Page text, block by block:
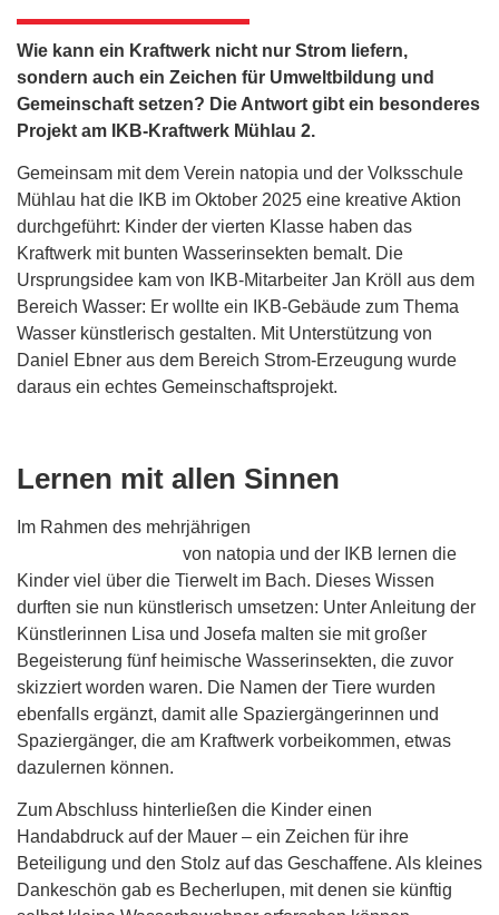
Wie kann ein Kraftwerk nicht nur Strom liefern,
sondern auch ein Zeichen für Umweltbildung und
Gemeinschaft setzen? Die Antwort gibt ein besonderes
Projekt am IKB-Kraftwerk Mühlau 2.
Gemeinsam mit dem Verein natopia und der Volksschule
Mühlau hat die IKB im Oktober 2025 eine kreative Aktion
durchgeführt: Kinder der vierten Klasse haben das
Kraftwerk mit bunten Wasserinsekten bemalt. Die
Ursprungsidee kam von IKB-Mitarbeiter Jan Kröll aus dem
Bereich Wasser: Er wollte ein IKB-Gebäude zum Thema
Wasser künstlerisch gestalten. Mit Unterstützung von
Daniel Ebner aus dem Bereich Strom-Erzeugung wurde
daraus ein echtes Gemeinschaftsprojekt.
Lernen mit allen Sinnen
Im Rahmen des mehrjährigen
von natopia und der IKB lernen die
Kinder viel über die Tierwelt im Bach. Dieses Wissen
durften sie nun künstlerisch umsetzen: Unter Anleitung der
Künstlerinnen Lisa und Josefa malten sie mit großer
Begeisterung fünf heimische Wasserinsekten, die zuvor
skizziert worden waren. Die Namen der Tiere wurden
ebenfalls ergänzt, damit alle Spaziergängerinnen und
Spaziergänger, die am Kraftwerk vorbeikommen, etwas
dazulernen können.
Zum Abschluss hinterließen die Kinder einen
Handabdruck auf der Mauer – ein Zeichen für ihre
Beteiligung und den Stolz auf das Geschaffene. Als kleines
Dankeschön gab es Becherlupen, mit denen sie künftig